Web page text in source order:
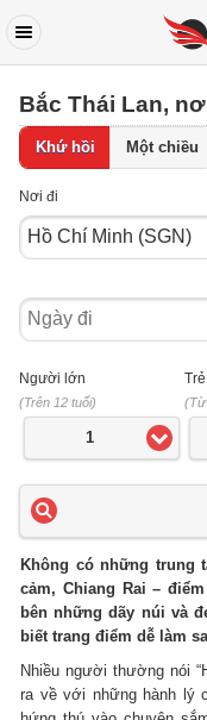
Bắc Thái Lan,
Khứ hồi Một chiều
Nơi đi
Ngày
đi
Người lớn
(Trên 12 tuổi)
1
(Từ
Không có những trung
cảm, Chiang Rai –
bên những dãy núi và
biết trang điểm dễ làm
Nhiều người thường nói
ra về với những hành lý